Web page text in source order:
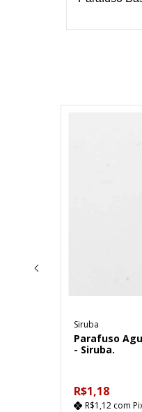
Siruba
Parafuso
- Siruba.
R$1,18
R$1,12 com